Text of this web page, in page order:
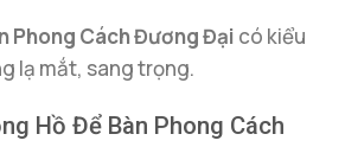
Phong Cách Đương Đại có kiểu
lạ mắt, sang trọng.
Hồ Để Bàn Phong Cách